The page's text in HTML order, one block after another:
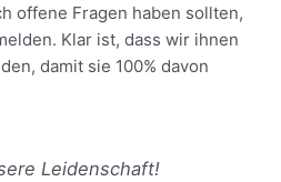
offene Fragen haben sollten,
Klar ist, dass wir ihnen
damit sie 100% davon
Leidenschaft!